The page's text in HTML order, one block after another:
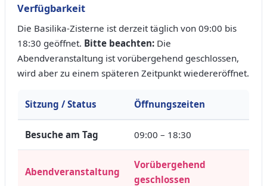
Verfügbarkeit
Die Basilika-Zisterne ist derzeit täglich von 09:00 bis
18:30 geöffnet. Bitte beachten: Die
Abendveranstaltung ist vorübergehend geschlossen,
wird aber zu einem späteren Zeitpunkt wiedereröffnet.
Sitzung / Status Öffnungszeiten
Besuche am Tag 09:00 – 18:30
Abendveranstaltung
Vorübergehend
geschlossen